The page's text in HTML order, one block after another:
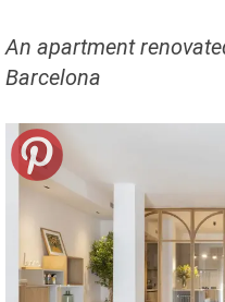
An apartment
Barcelona